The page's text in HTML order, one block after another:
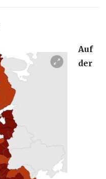
Auf
der